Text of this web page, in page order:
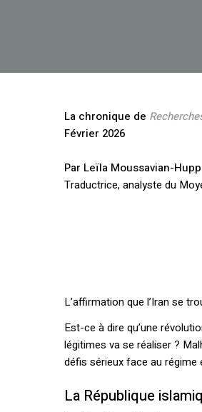
La chronique de
Février 2026
Par Leïla Moussavian-
Traductrice, analyste du
L’affirmation que l’Iran se
Est-ce à dire qu’une
légitimes va se réaliser ?
défis sérieux face au régime
La République